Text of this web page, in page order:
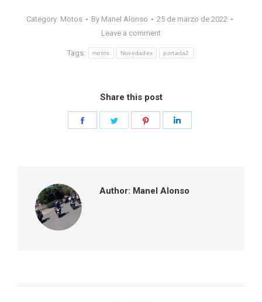
Category: Motos By Manel Alonso
25 de marzo de 2022
Leave a comment
Tags: motos Novedades portada2
Share this post
Author: Manel Alonso